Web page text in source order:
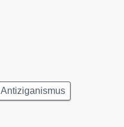
Antiziganismus